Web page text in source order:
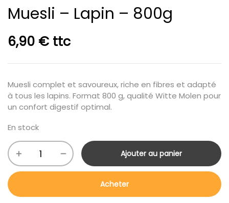
Muesli – Lapin – 800g
6,90 € ttc
Muesli complet et savoureux, riche en fibres et adapté
à tous les lapins. Format 800 g, qualité Witte Molen pour
un confort digestif optimal.
En stock
Ajouter au panier
Acheter